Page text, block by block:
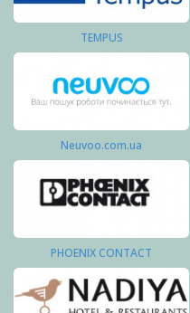
TEMPUS
Neuvoo.com.ua
PHOENIX CONTACT